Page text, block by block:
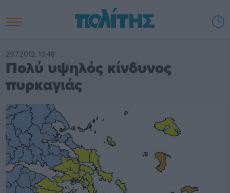
29.7.2012, 13:48
Πολύ υψηλός κίνδυνος
πυρκαγιάς